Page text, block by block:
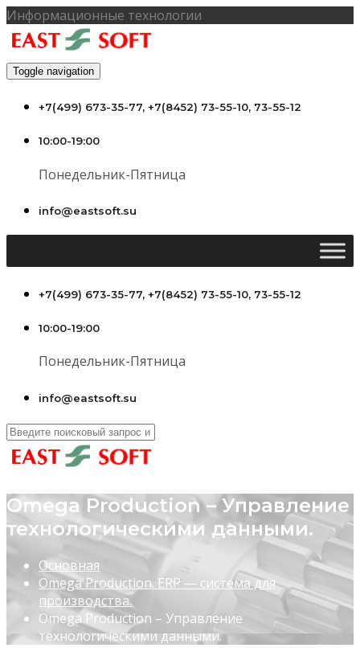
Информационные технологии
Toggle navigation
+7(499) 673-35-77, +7(8452) 73-55-10, 73-55-12
10:00-19:00
Понедельник-Пятница
info@eastsoft.su
+7(499) 673-35-77, +7(8452) 73-55-10, 73-55-12
10:00-19:00
Понедельник-Пятница
info@eastsoft.su
Omega Production – Управление
технологическими данными.
Основная
Omega Production. ERP — система для
производства.
Omega Production – Управление
технологическими данными.